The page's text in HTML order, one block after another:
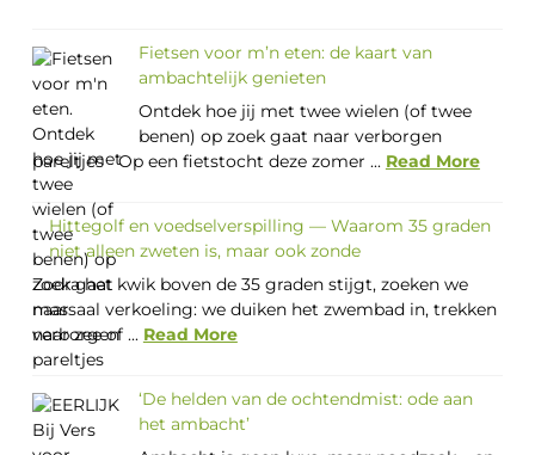
Fietsen voor m’n eten: de kaart van
ambachtelijk genieten
Ontdek hoe jij met twee wielen (of twee
benen) op zoek gaat naar verborgen
pareltjes Op een fietstocht deze zomer ... Read More
Hittegolf en voedselverspilling — Waarom 35 graden
niet alleen zweten is, maar ook zonde
Zodra het kwik boven de 35 graden stijgt, zoeken we
massaal verkoeling: we duiken het zwembad in, trekken
naar zee of ... Read More
‘De helden van de ochtendmist: ode aan
het ambacht’